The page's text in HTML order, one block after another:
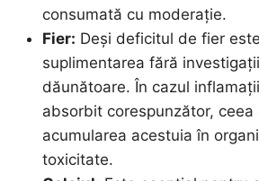
consumată cu moderație.
Fier: Deși deficitul de fier
suplimentarea fără
dăunătoare. În cazul
absorbit corespunzător,
acumularea acestuia în
toxicitate.